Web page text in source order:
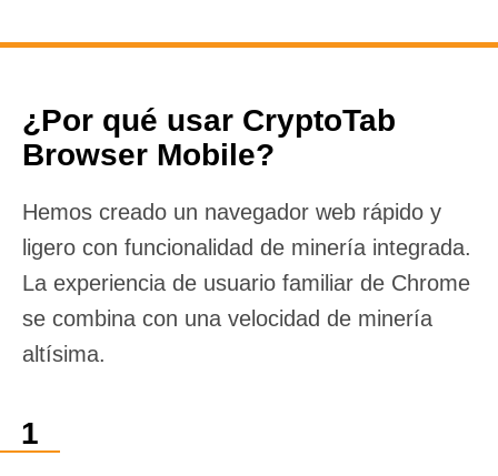
¿Por qué usar CryptoTab
Browser Mobile?
Hemos creado un navegador web rápido y
ligero con funcionalidad de minería integrada.
La experiencia de usuario familiar de Chrome
se combina con una velocidad de minería
altísima.